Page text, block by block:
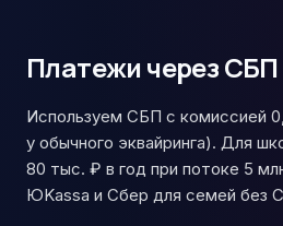
Платежи через СБП
Используем СБП с комиссией
у обычного эквайринга). Для
80 тыс. ₽ в год при потоке 5
ЮKassa и Сбер для семей без